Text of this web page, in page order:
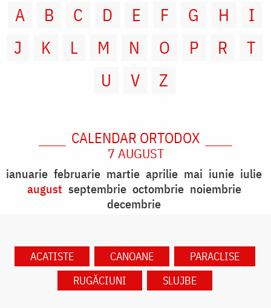
A B C D E F G H
I
J
K L M N O P R
T
U
V Z
CALENDAR ORTODOX
7 AUGUST
ianuarie februarie martie aprilie mai iunie iulie
august septembrie octombrie noiembrie
decembrie
ACATISTE CANOANE
PARACLISE
RUGĂCIUNI
SLUJBE